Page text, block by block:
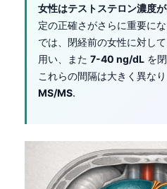
女性はテストステロン濃度
定の正確さがさらに重要に
では、閉経前の女性に対し
用い、また 7-40 ng/dL を
これらの間隔は大きく異な
MS/MS.